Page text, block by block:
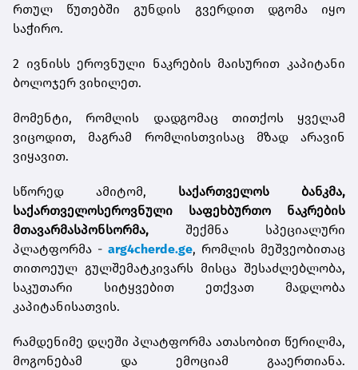
რთულ წუთებში გუნდის გვერდით დგომა იყო
საჭირო.
2 ივნისს ეროვნული ნაკრების მაისურით კაპიტანი
ბოლოჯერ ვიხილეთ.
მომენტი, რომლის დადგომაც თითქოს ყველამ
ვიცოდით, მაგრამ რომლისთვისაც მზად არავინ
ვიყავით.
სწორედ ამიტომ, საქართველოს ბანკმა,
საქართველოსეროვნული საფეხბურთო
ნაკრების
მთავარმასპონსორმა, შექმნა სპეციალური
პლატფორმა - arg4cherde.ge, რომლის მეშვეობითაც
თითოეულ გულშემატკივარს მისცა შესაძლებლობა,
საკუთარი სიტყვებით ეთქვათ მადლობა
კაპიტანისათვის.
რამდენიმე დღეში პლატფორმა ათასობით წერილმა,
მოგონებამ და ემოციამ გააერთიანა.